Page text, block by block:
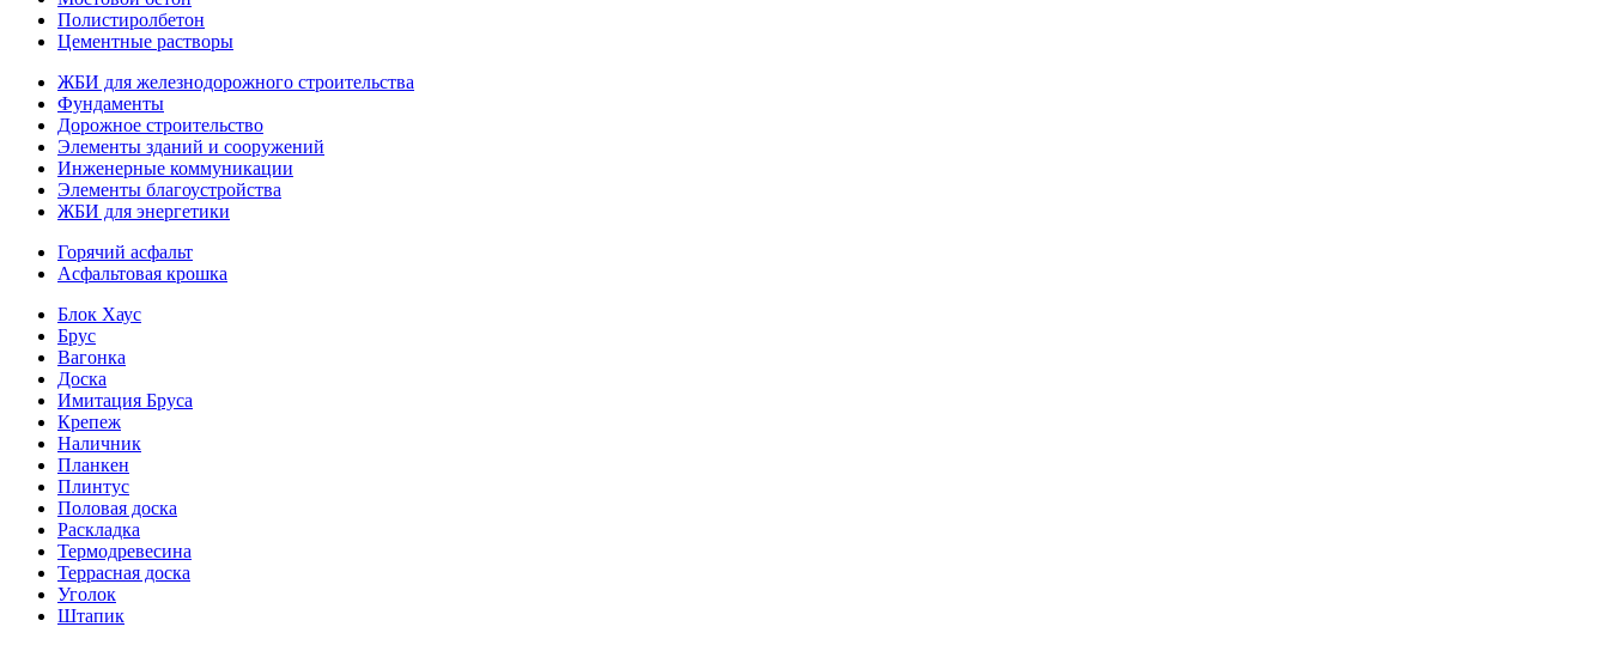
Полистиролбетон
Цементные растворы
ЖБИ для железнодорожного строительства
Фундаменты
Дорожное строительство
Элементы зданий и сооружений
Инженерные коммуникации
Элементы благоустройства
ЖБИ для энергетики
Горячий асфальт
Асфальтовая крошка
Блок Хаус
Брус
Вагонка
Доска
Имитация Бруса
Крепеж
Наличник
Планкен
Плинтус
Половая доска
Раскладка
Термодревесина
Террасная доска
Уголок
Штапик